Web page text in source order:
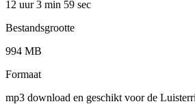
12 uur 3 min 59 sec
Bestandsgrootte
994 MB
Formaat
mp3 download en geschikt voor de